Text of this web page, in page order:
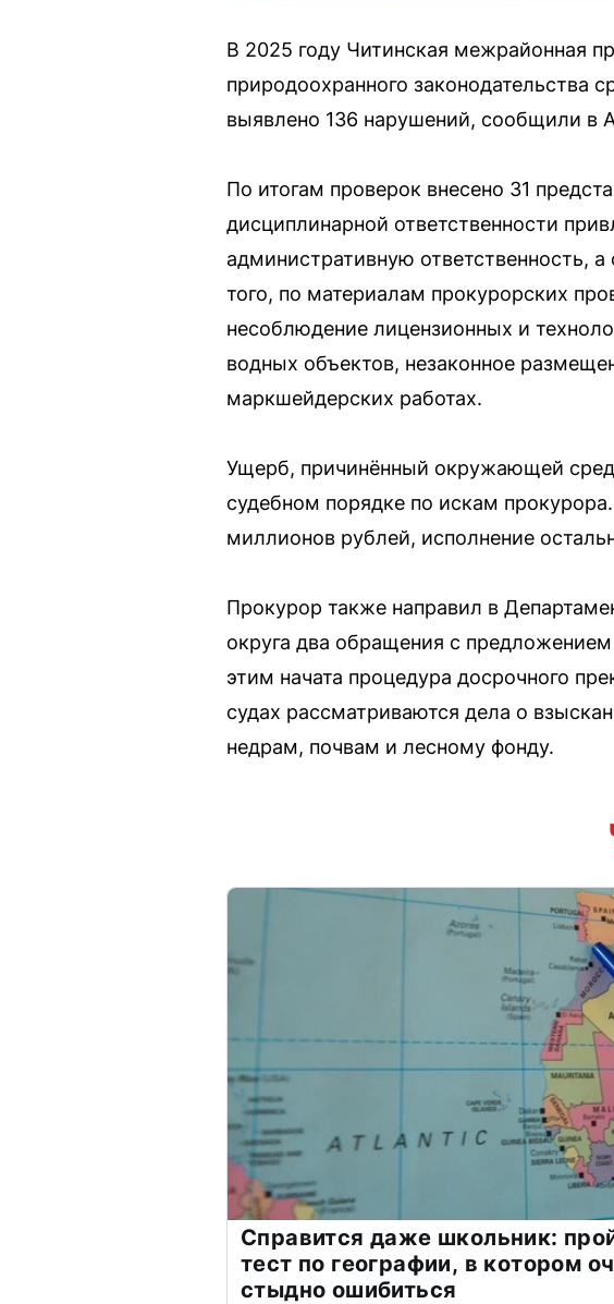
В 2025 году Читинская межрайонная
природоохранного законодательства
выявлено 136 нарушений, сообщили в
По итогам проверок внесено 31
дисциплинарной ответственности
административную
того, по материалам прокурорских
несоблюдение лицензионных и
водных объектов, незаконное
маркшейдерских работах.
Ущерб, причинённый окружающей
судебном порядке по искам
миллионов рублей, исполнение
Прокурор также направил в
округа два обращения с
этим начата процедура досрочного
судах рассматриваются дела о
недрам, почвам и лесному фонду.
Справится даже школьник:
тест по географии, в котором
стыдно ошибиться